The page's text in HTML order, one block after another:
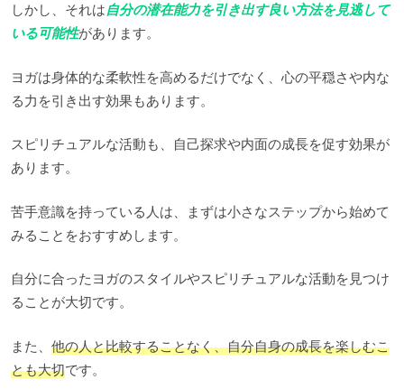
しかし、それは自分の潜在能力を引き出す良い方法を見逃して
いる可能性があります。
ヨガは身体的な柔軟性を高めるだけでなく、心の平穏さや内な
る力を引き出す効果もあります。
スピリチュアルな活動も、自己探求や内面の成長を促す効果が
あります。
苦手意識を持っている人は、まずは小さなステップから始めて
みることをおすすめします。
自分に合ったヨガのスタイルやスピリチュアルな活動を見つけ
ることが大切です。
また、 他の人と比較することなく、自分自身の成長を楽しむこ
とも大切です。